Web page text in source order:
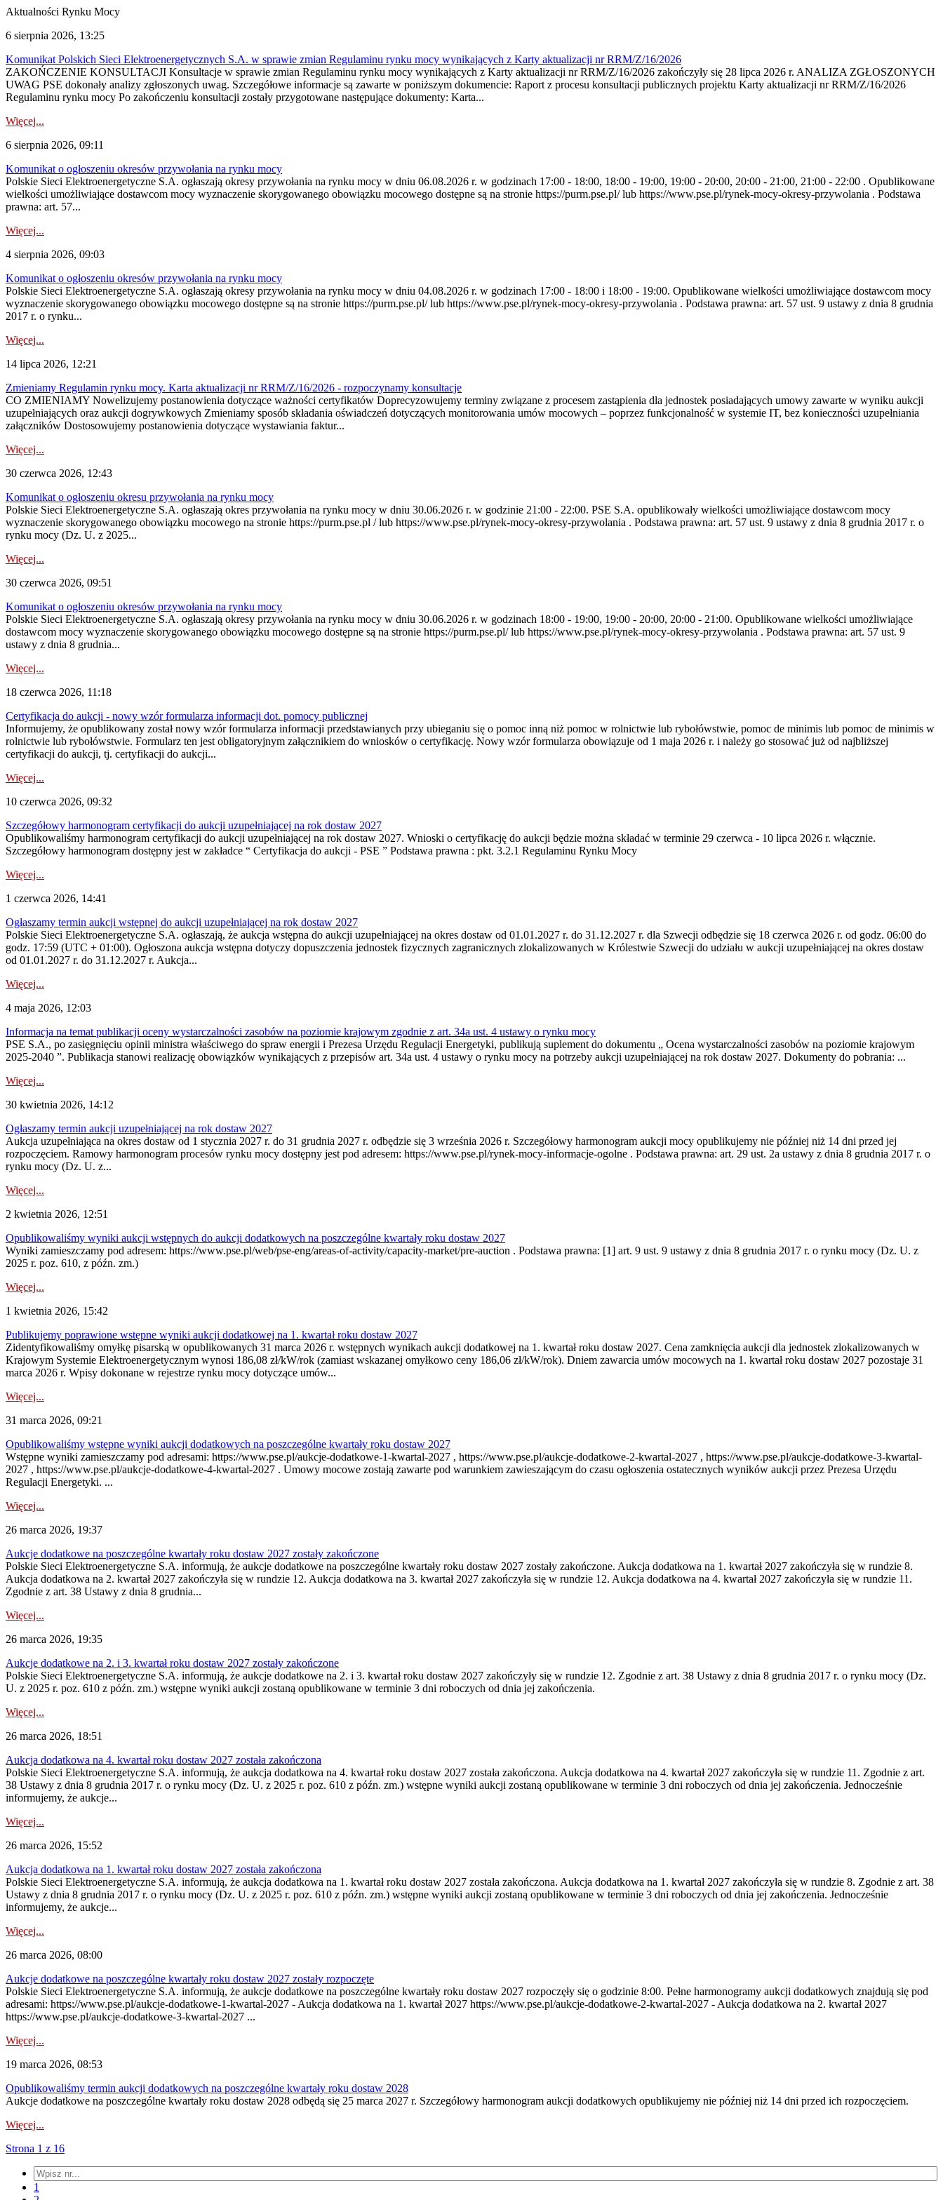
Aktualności Rynku Mocy
6 sierpnia 2026, 13:25
Komunikat Polskich Sieci Elektroenergetycznych S.A. w sprawie zmian Regulaminu rynku mocy wynikających z Karty aktualizacji nr RRM/Z/16/2026
ZAKOŃCZENIE KONSULTACJI Konsultacje w sprawie zmian Regulaminu rynku mocy wynikających z Karty aktualizacji nr RRM/Z/16/2026 zakończyły się 28 lipca 2026 r. ANALIZA ZGŁOSZONYCH
UWAG PSE dokonały analizy zgłoszonych uwag. Szczegółowe informacje są zawarte w poniższym dokumencie: Raport z procesu konsultacji publicznych projektu Karty aktualizacji nr RRM/Z/16/2026
Regulaminu rynku mocy Po zakończeniu konsultacji zostały przygotowane następujące dokumenty: Karta...
Więcej...
6 sierpnia 2026, 09:11
Komunikat o ogłoszeniu okresów przywołania na rynku mocy
Polskie Sieci Elektroenergetyczne S.A. ogłaszają okresy przywołania na rynku mocy w dniu 06.08.2026 r. w godzinach 17:00 - 18:00, 18:00 - 19:00, 19:00 - 20:00, 20:00 - 21:00, 21:00 - 22:00 . Opublikowane
wielkości umożliwiające dostawcom mocy wyznaczenie skorygowanego obowiązku mocowego dostępne są na stronie https://purm.pse.pl/ lub https://www.pse.pl/rynek-mocy-okresy-przywolania . Podstawa
prawna: art. 57...
Więcej...
4 sierpnia 2026, 09:03
Komunikat o ogłoszeniu okresów przywołania na rynku mocy
Polskie Sieci Elektroenergetyczne S.A. ogłaszają okresy przywołania na rynku mocy w dniu 04.08.2026 r. w godzinach 17:00 - 18:00 i 18:00 - 19:00. Opublikowane wielkości umożliwiające dostawcom mocy
wyznaczenie skorygowanego obowiązku mocowego dostępne są na stronie https://purm.pse.pl/ lub https://www.pse.pl/rynek-mocy-okresy-przywolania . Podstawa prawna: art. 57 ust. 9 ustawy z dnia 8 grudnia
2017 r. o rynku...
Więcej...
14 lipca 2026, 12:21
Zmieniamy Regulamin rynku mocy. Karta aktualizacji nr RRM/Z/16/2026 - rozpoczynamy konsultacje
CO ZMIENIAMY Nowelizujemy postanowienia dotyczące ważności certyfikatów Doprecyzowujemy terminy związane z procesem zastąpienia dla jednostek posiadających umowy zawarte w wyniku aukcji
uzupełniających oraz aukcji dogrywkowych Zmieniamy sposób składania oświadczeń dotyczących monitorowania umów mocowych – poprzez funkcjonalność w systemie IT, bez konieczności uzupełniania
załączników Dostosowujemy postanowienia dotyczące wystawiania faktur...
Więcej...
30 czerwca 2026, 12:43
Komunikat o ogłoszeniu okresu przywołania na rynku mocy
Polskie Sieci Elektroenergetyczne S.A. ogłaszają okres przywołania na rynku mocy w dniu 30.06.2026 r. w godzinie 21:00 - 22:00. PSE S.A. opublikowały wielkości umożliwiające dostawcom mocy
wyznaczenie skorygowanego obowiązku mocowego na stronie https://purm.pse.pl / lub https://www.pse.pl/rynek-mocy-okresy-przywolania . Podstawa prawna: art. 57 ust. 9 ustawy z dnia 8 grudnia 2017 r. o
rynku mocy (Dz. U. z 2025...
Więcej...
30 czerwca 2026, 09:51
Komunikat o ogłoszeniu okresów przywołania na rynku mocy
Polskie Sieci Elektroenergetyczne S.A. ogłaszają okresy przywołania na rynku mocy w dniu 30.06.2026 r. w godzinach 18:00 - 19:00, 19:00 - 20:00, 20:00 - 21:00. Opublikowane wielkości umożliwiające
dostawcom mocy wyznaczenie skorygowanego obowiązku mocowego dostępne są na stronie https://purm.pse.pl/ lub https://www.pse.pl/rynek-mocy-okresy-przywolania . Podstawa prawna: art. 57 ust. 9
ustawy z dnia 8 grudnia...
Więcej...
18 czerwca 2026, 11:18
Certyfikacja do aukcji - nowy wzór formularza informacji dot. pomocy publicznej
Informujemy, że opublikowany został nowy wzór formularza informacji przedstawianych przy ubieganiu się o pomoc inną niż pomoc w rolnictwie lub rybołówstwie, pomoc de minimis lub pomoc de minimis w
rolnictwie lub rybołówstwie. Formularz ten jest obligatoryjnym załącznikiem do wniosków o certyfikację. Nowy wzór formularza obowiązuje od 1 maja 2026 r. i należy go stosować już od najbliższej
certyfikacji do aukcji, tj. certyfikacji do aukcji...
Więcej...
10 czerwca 2026, 09:32
Szczegółowy harmonogram certyfikacji do aukcji uzupełniającej na rok dostaw 2027
Opublikowaliśmy harmonogram certyfikacji do aukcji uzupełniającej na rok dostaw 2027. Wnioski o certyfikację do aukcji będzie można składać w terminie 29 czerwca - 10 lipca 2026 r. włącznie.
Szczegółowy harmonogram dostępny jest w zakładce “ Certyfikacja do aukcji - PSE ” Podstawa prawna : pkt. 3.2.1 Regulaminu Rynku Mocy
Więcej...
1 czerwca 2026, 14:41
Ogłaszamy termin aukcji wstępnej do aukcji uzupełniającej na rok dostaw 2027
Polskie Sieci Elektroenergetyczne S.A. ogłaszają, że aukcja wstępna do aukcji uzupełniającej na okres dostaw od 01.01.2027 r. do 31.12.2027 r. dla Szwecji odbędzie się 18 czerwca 2026 r. od godz. 06:00 do
godz. 17:59 (UTC + 01:00). Ogłoszona aukcja wstępna dotyczy dopuszczenia jednostek fizycznych zagranicznych zlokalizowanych w Królestwie Szwecji do udziału w aukcji uzupełniającej na okres dostaw
od 01.01.2027 r. do 31.12.2027 r. Aukcja...
Więcej...
4 maja 2026, 12:03
Informacja na temat publikacji oceny wystarczalności zasobów na poziomie krajowym zgodnie z art. 34a ust. 4 ustawy o rynku mocy
PSE S.A., po zasięgnięciu opinii ministra właściwego do spraw energii i Prezesa Urzędu Regulacji Energetyki, publikują suplement do dokumentu „ Ocena wystarczalności zasobów na poziomie krajowym
2025-2040 ”. Publikacja stanowi realizację obowiązków wynikających z przepisów art. 34a ust. 4 ustawy o rynku mocy na potrzeby aukcji uzupełniającej na rok dostaw 2027. Dokumenty do pobrania: ...
Więcej...
30 kwietnia 2026, 14:12
Ogłaszamy termin aukcji uzupełniającej na rok dostaw 2027
Aukcja uzupełniająca na okres dostaw od 1 stycznia 2027 r. do 31 grudnia 2027 r. odbędzie się 3 września 2026 r. Szczegółowy harmonogram aukcji mocy opublikujemy nie później niż 14 dni przed jej
rozpoczęciem. Ramowy harmonogram procesów rynku mocy dostępny jest pod adresem: https://www.pse.pl/rynek-mocy-informacje-ogolne . Podstawa prawna: art. 29 ust. 2a ustawy z dnia 8 grudnia 2017 r. o
rynku mocy (Dz. U. z...
Więcej...
2 kwietnia 2026, 12:51
Opublikowaliśmy wyniki aukcji wstępnych do aukcji dodatkowych na poszczególne kwartały roku dostaw 2027
Wyniki zamieszczamy pod adresem: https://www.pse.pl/web/pse-eng/areas-of-activity/capacity-market/pre-auction . Podstawa prawna: [1] art. 9 ust. 9 ustawy z dnia 8 grudnia 2017 r. o rynku mocy (Dz. U. z
2025 r. poz. 610, z późn. zm.)
Więcej...
1 kwietnia 2026, 15:42
Publikujemy poprawione wstępne wyniki aukcji dodatkowej na 1. kwartał roku dostaw 2027
Zidentyfikowaliśmy omyłkę pisarską w opublikowanych 31 marca 2026 r. wstępnych wynikach aukcji dodatkowej na 1. kwartał roku dostaw 2027. Cena zamknięcia aukcji dla jednostek zlokalizowanych w
Krajowym Systemie Elektroenergetycznym wynosi 186,08 zł/kW/rok (zamiast wskazanej omyłkowo ceny 186,06 zł/kW/rok). Dniem zawarcia umów mocowych na 1. kwartał roku dostaw 2027 pozostaje 31
marca 2026 r. Wpisy dokonane w rejestrze rynku mocy dotyczące umów...
Więcej...
31 marca 2026, 09:21
Opublikowaliśmy wstępne wyniki aukcji dodatkowych na poszczególne kwartały roku dostaw 2027
Wstępne wyniki zamieszczamy pod adresami: https://www.pse.pl/aukcje-dodatkowe-1-kwartal-2027 , https://www.pse.pl/aukcje-dodatkowe-2-kwartal-2027 , https://www.pse.pl/aukcje-dodatkowe-3-kwartal-
2027 , https://www.pse.pl/aukcje-dodatkowe-4-kwartal-2027 . Umowy mocowe zostają zawarte pod warunkiem zawieszającym do czasu ogłoszenia ostatecznych wyników aukcji przez Prezesa Urzędu
Regulacji Energetyki. ...
Więcej...
26 marca 2026, 19:37
Aukcje dodatkowe na poszczególne kwartały roku dostaw 2027 zostały zakończone
Polskie Sieci Elektroenergetyczne S.A. informują, że aukcje dodatkowe na poszczególne kwartały roku dostaw 2027 zostały zakończone. Aukcja dodatkowa na 1. kwartał 2027 zakończyła się w rundzie 8.
Aukcja dodatkowa na 2. kwartał 2027 zakończyła się w rundzie 12. Aukcja dodatkowa na 3. kwartał 2027 zakończyła się w rundzie 12. Aukcja dodatkowa na 4. kwartał 2027 zakończyła się w rundzie 11.
Zgodnie z art. 38 Ustawy z dnia 8 grudnia...
Więcej...
26 marca 2026, 19:35
Aukcje dodatkowe na 2. i 3. kwartał roku dostaw 2027 zostały zakończone
Polskie Sieci Elektroenergetyczne S.A. informują, że aukcje dodatkowe na 2. i 3. kwartał roku dostaw 2027 zakończyły się w rundzie 12. Zgodnie z art. 38 Ustawy z dnia 8 grudnia 2017 r. o rynku mocy (Dz.
U. z 2025 r. poz. 610 z późn. zm.) wstępne wyniki aukcji zostaną opublikowane w terminie 3 dni roboczych od dnia jej zakończenia.
Więcej...
26 marca 2026, 18:51
Aukcja dodatkowa na 4. kwartał roku dostaw 2027 została zakończona
Polskie Sieci Elektroenergetyczne S.A. informują, że aukcja dodatkowa na 4. kwartał roku dostaw 2027 została zakończona. Aukcja dodatkowa na 4. kwartał 2027 zakończyła się w rundzie 11. Zgodnie z art.
38 Ustawy z dnia 8 grudnia 2017 r. o rynku mocy (Dz. U. z 2025 r. poz. 610 z późn. zm.) wstępne wyniki aukcji zostaną opublikowane w terminie 3 dni roboczych od dnia jej zakończenia. Jednocześnie
informujemy, że aukcje...
Więcej...
26 marca 2026, 15:52
Aukcja dodatkowa na 1. kwartał roku dostaw 2027 została zakończona
Polskie Sieci Elektroenergetyczne S.A. informują, że aukcja dodatkowa na 1. kwartał roku dostaw 2027 została zakończona. Aukcja dodatkowa na 1. kwartał 2027 zakończyła się w rundzie 8. Zgodnie z art. 38
Ustawy z dnia 8 grudnia 2017 r. o rynku mocy (Dz. U. z 2025 r. poz. 610 z późn. zm.) wstępne wyniki aukcji zostaną opublikowane w terminie 3 dni roboczych od dnia jej zakończenia. Jednocześnie
informujemy, że aukcje...
Więcej...
26 marca 2026, 08:00
Aukcje dodatkowe na poszczególne kwartały roku dostaw 2027 zostały rozpoczęte
Polskie Sieci Elektroenergetyczne S.A. informują, że aukcje dodatkowe na poszczególne kwartały roku dostaw 2027 rozpoczęły się o godzinie 8:00. Pełne harmonogramy aukcji dodatkowych znajdują się pod
adresami: https://www.pse.pl/aukcje-dodatkowe-1-kwartal-2027 - Aukcja dodatkowa na 1. kwartał 2027 https://www.pse.pl/aukcje-dodatkowe-2-kwartal-2027 - Aukcja dodatkowa na 2. kwartał 2027
https://www.pse.pl/aukcje-dodatkowe-3-kwartal-2027 ...
Więcej...
19 marca 2026, 08:53
Opublikowaliśmy termin aukcji dodatkowych na poszczególne kwartały roku dostaw 2028
Aukcje dodatkowe na poszczególne kwartały roku dostaw 2028 odbędą się 25 marca 2027 r. Szczegółowy harmonogram aukcji dodatkowych opublikujemy nie później niż 14 dni przed ich rozpoczęciem.
Więcej...
Strona 1 z 16
1